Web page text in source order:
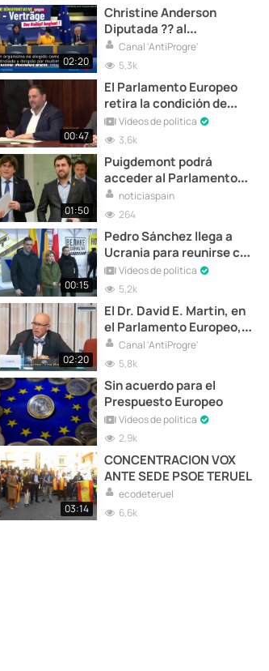
02:20
Christine Anderson
Diputada ?? al
Parlamento Europeo
Canal 'AntiProgre'
5,3k
00:47
El Parlamento Europeo
retira la condición de
Eurodiputado a
Junqueras
Vídeos de política
3,6k
01:50
Puigdemont podrá
acceder al Parlamento
Europeo como
eurodiputado
noticiaspain
264
00:15
Pedro Sánchez llega a
Ucrania para reunirse con
Zelenski
Vídeos de política
5,2k
02:20
El Dr. David E. Martin, en
el Parlamento Europeo,
solicita la destrucción
total de la Organización
Canal 'AntiProgre'
5,8k
Sin acuerdo para el
Prespuesto Europeo
Vídeos de política
2,9k
03:14
CONCENTRACION VOX
ANTE SEDE PSOE TERUEL
ecodeteruel
6,6k